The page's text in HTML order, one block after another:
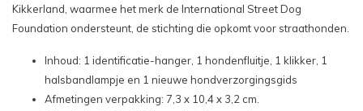
Kikkerland, waarmee het merk de International Street Dog
Foundation ondersteunt, de stichting die opkomt voor straathonden.
Inhoud: 1 identificatie-hanger, 1 hondenfluitje, 1 klikker, 1
halsbandlampje en 1 nieuwe hondverzorgingsgids
Afmetingen verpakking: 7,3 x 10,4 x 3,2 cm.